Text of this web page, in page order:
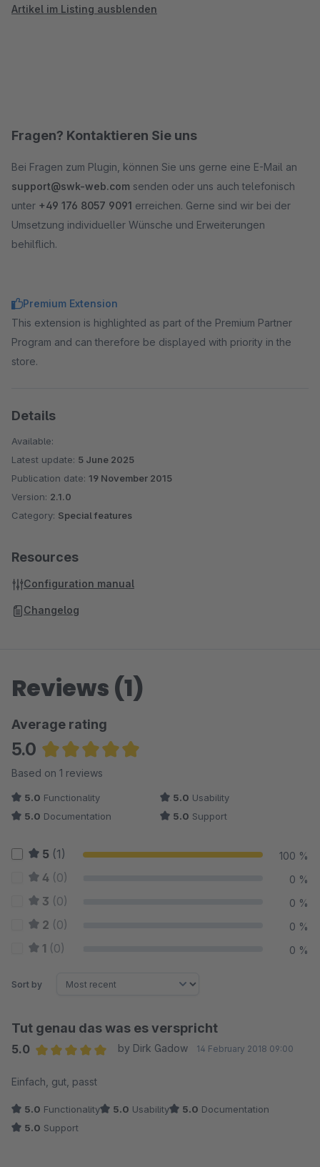
Artikel im Listing ausblenden
Fragen? Kontaktieren Sie uns
Bei Fragen zum Plugin, können Sie uns gerne eine E-Mail an
support@swk-web.com senden oder uns auch telefonisch
unter +49 176 8057 9091 erreichen. Gerne sind wir bei der
Umsetzung individueller Wünsche und Erweiterungen
behilflich.
Premium Extension
This extension is highlighted as part of the Premium Partner
Program and can therefore be displayed with priority in the
store.
Details
Available:
Latest update: 5 June 2025
Publication date: 19 November 2015
Version: 2.1.0
Category: Special features
Resources
Configuration manual
Changelog
Reviews (1)
Average rating
5.0
Average rating of 5 out of 5 stars
Based on 1 reviews
5.0 Functionality 5.0 Usability
5.0 Documentation 5.0 Support
5 (1) 100 %
4 (0) 0 %
3 (0) 0 %
2 (0) 0 %
1 (0) 0 %
Sort by
Tut genau das was es verspricht
5.0
by Dirk Gadow 14 February 2018 09:00
Einfach, gut, passt
5.0 Functionality 5.0 Usability 5.0 Documentation
5.0 Support